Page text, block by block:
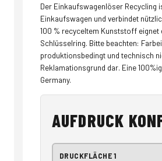
Der Einkaufswagenlöser Recycling
Einkaufswagen und verbindet
100 % recyceltem Kunststoff eignet
Schlüsselring. Bitte beachten:
produktionsbedingt und technisch
Reklamationsgrund dar. Eine
Germany.
AUFDRUCK
DRUCKFLÄCHE 1